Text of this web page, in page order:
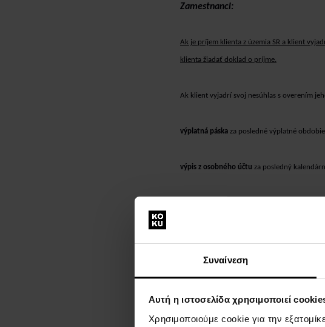
Συναίνεση
Αυτή η ιστοσελίδα χρησιμοποιεί
Χρησιμοποιούμε cookie για την
Zamestnanci:
Ak je príjem klienta z územia SR a klient
klienta žiadať doklad o príjme.
Ak klient vyjadrí svoj nesúhlas s overením
výplatná páska za posledné výplatné
výpis z osobného účtu za posledný
informáciami o Vašom príjme. Je preto